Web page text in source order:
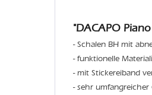
"DACAPO
- Schalen BH mit
- funktionelle
- mit Stickereiband
- sehr umfangreicher